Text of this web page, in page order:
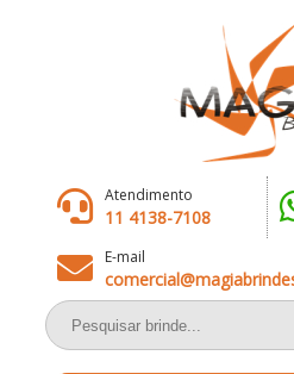
Atendimento
11 4138-7108
E-mail